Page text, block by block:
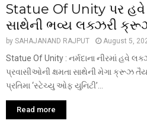
Statue Of Unity પર
સાથેની ભવ્ય લક્ઝરી
by SAHAJANAND RAJPUT August 5,
Statue Of Unity : નર્મદાના નીરમાં હવે
પ્રવાસીઓની ક્ષમતા સાથેની મેગા ક્રૂઝ
પ્રતિમા ‘સ્ટેચ્યુ ઓફ યુનિટી’...
Read more